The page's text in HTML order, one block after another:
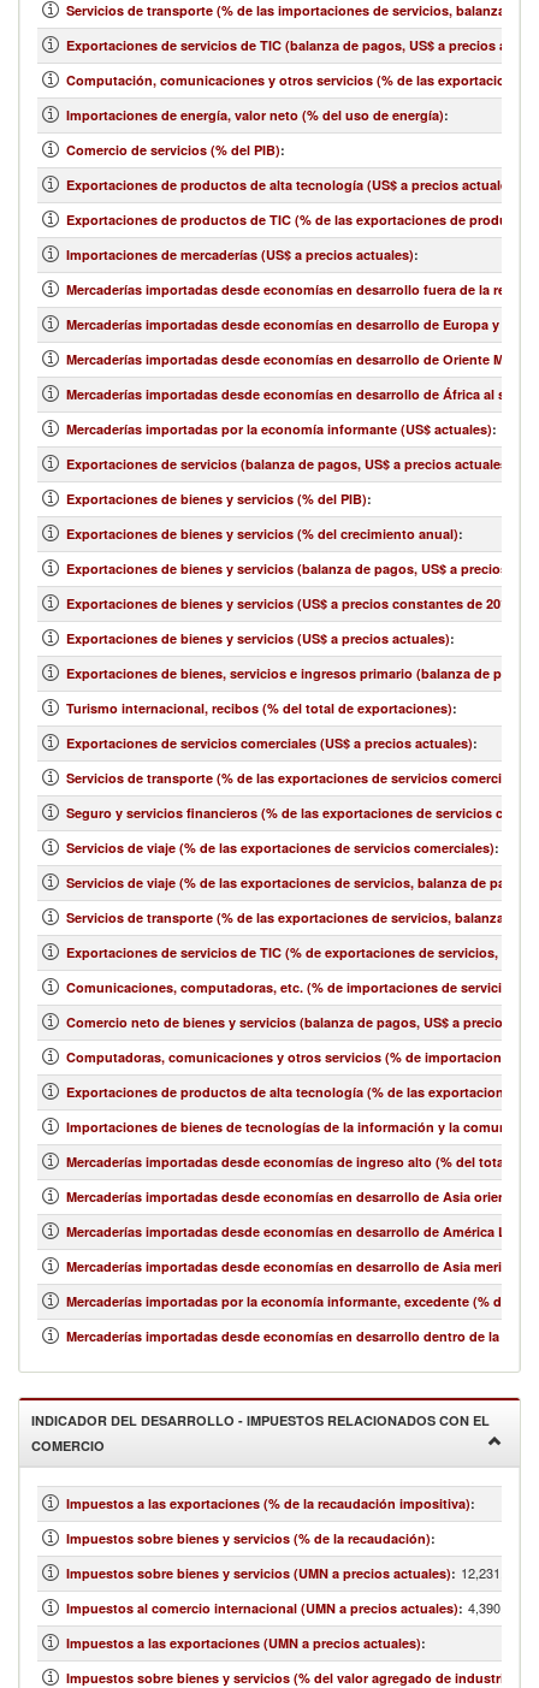
Servicios de transporte (% de las importaciones de servicios, balanza de
Exportaciones de servicios de TIC (balanza de pagos, US$ a precios
Computación, comunicaciones y otros servicios (% de las exportaciones
Importaciones de energía, valor neto (% del uso de energía):
Comercio de servicios (% del PIB):
Exportaciones de productos de alta tecnología (US$ a precios actuales)
Exportaciones de productos de TIC (% de las exportaciones de productos)
Importaciones de mercaderías (US$ a precios actuales):
Mercaderías importadas desde economías en desarrollo fuera de la
Mercaderías importadas desde economías en desarrollo de Europa y
Mercaderías importadas desde economías en desarrollo de Oriente
Mercaderías importadas desde economías en desarrollo de África al sur
Mercaderías importadas por la economía informante (US$ actuales):
Exportaciones de servicios (balanza de pagos, US$ a precios actuales)
Exportaciones de bienes y servicios (% del PIB):
Exportaciones de bienes y servicios (% del crecimiento anual):
Exportaciones de bienes y servicios (balanza de pagos, US$ a precios
Exportaciones de bienes y servicios (US$ a precios constantes de 2010)
Exportaciones de bienes y servicios (US$ a precios actuales):
Exportaciones de bienes, servicios e ingresos primario (balanza de
Turismo internacional, recibos (% del total de exportaciones):
Exportaciones de servicios comerciales (US$ a precios actuales):
Servicios de transporte (% de las exportaciones de servicios comerciales)
Seguro y servicios financieros (% de las exportaciones de servicios
Servicios de viaje (% de las exportaciones de servicios comerciales):
Servicios de viaje (% de las exportaciones de servicios, balanza de pagos)
Servicios de transporte (% de las exportaciones de servicios, balanza de
Exportaciones de servicios de TIC (% de exportaciones de servicios,
Comunicaciones, computadoras, etc. (% de importaciones de servicios,
Comercio neto de bienes y servicios (balanza de pagos, US$ a precios
Computadoras, comunicaciones y otros servicios (% de importaciones
Exportaciones de productos de alta tecnología (% de las exportaciones
Importaciones de bienes de tecnologías de la información y la
Mercaderías importadas desde economías de ingreso alto (% del total de
Mercaderías importadas desde economías en desarrollo de Asia oriental
Mercaderías importadas desde economías en desarrollo de América
Mercaderías importadas desde economías en desarrollo de Asia
Mercaderías importadas por la economía informante, excedente (% del
Mercaderías importadas desde economías en desarrollo dentro de la
INDICADOR DEL DESARROLLO - IMPUESTOS RELACIONADOS CON EL
COMERCIO
Impuestos a las exportaciones (% de la recaudación impositiva):
Impuestos sobre bienes y servicios (% de la recaudación):
Impuestos sobre bienes y servicios (UMN a precios actuales):
Impuestos al comercio internacional (UMN a precios actuales):
Impuestos a las exportaciones (UMN a precios actuales):
Impuestos sobre bienes y servicios (% del valor agregado de industria y